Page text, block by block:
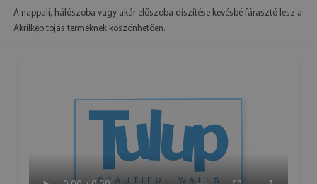
A nappali, hálószoba vagy akár előszoba díszítése kevésbé fárasztó lesz a
Akrilkép tojás terméknek köszönhetően.